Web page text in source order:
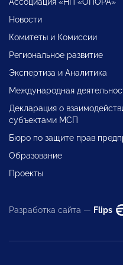
Новости
Комитеты и Комиссии
Региональное развитие
Экспертиза и Аналитика
Международная
Декларация о
субъектами МСП
Бюро по защите прав
Образование
Проекты
Разработка сайта — Flips